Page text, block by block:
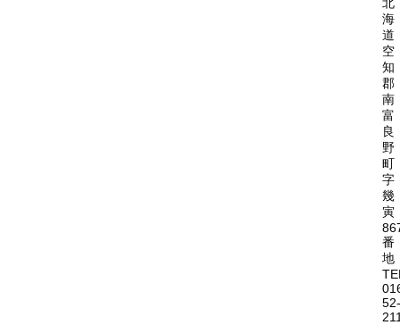
海
道
空
知
郡
南
富
良
野
町
字
幾
寅
番
地
52-